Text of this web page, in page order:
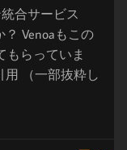
合サービス
Venoaもこの
もらっていま
用 （一部抜粋し